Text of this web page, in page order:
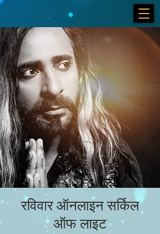
रविवार ऑनलाइन सर्किल
ऑफ लाइट